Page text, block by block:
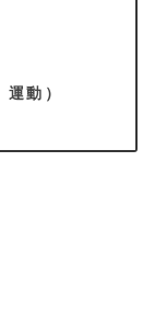
動）